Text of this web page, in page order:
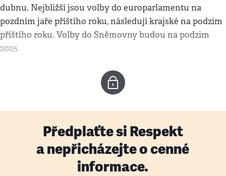
dubnu. Nejbližší jsou volby do europarlamentu na
pozdním jaře příštího roku, následují krajské na podzim
příštího roku. Volby do Sněmovny budou na podzim
2025.
Předplaťte si Respekt
a nepřicházejte o cenné
informace.